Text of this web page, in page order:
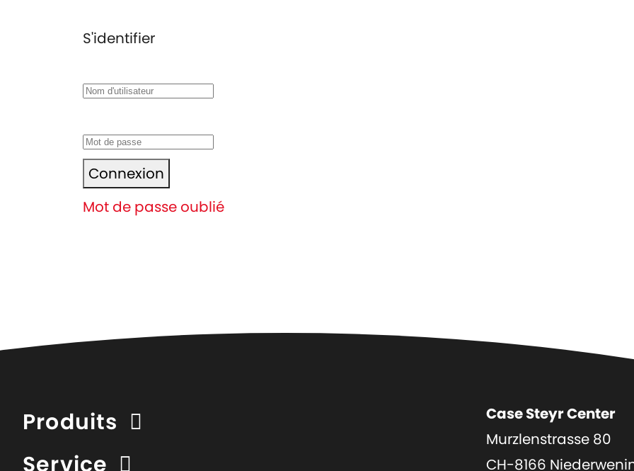
S'identifier
Connexion
Mot de passe oublié
Produits
Service
Case Steyr Center
Murzlenstrasse 80
CH-8166